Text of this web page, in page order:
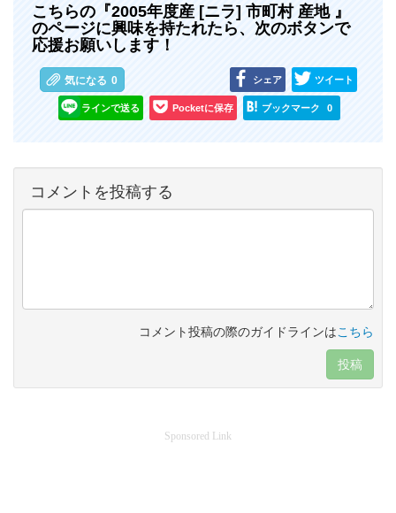
こちらの『2005年度産 [ニラ] 市町村 産地 』
のページに興味を持たれたら、次のボタンで
応援お願いします！
気になる 0 シェア ツイート
ラインで送る Pocketに保存 ブックマーク 0
コメントを投稿する
コメント投稿の際のガイドラインはこちら
投稿
Sponsored Link